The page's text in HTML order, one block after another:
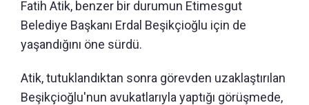
Fatih Atik, benzer bir durumun Etimesgut
Belediye Başkanı Erdal Beşikçioğlu için de
yaşandığını öne sürdü.
Atik, tutuklandıktan sonra görevden uzaklaştırılan
Beşikçioğlu'nun avukatlarıyla yaptığı görüşmede,